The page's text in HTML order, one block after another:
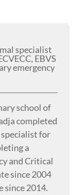
specialist
EBVS
emergency
school of
completed
specialist for
a
and Critical
since 2004
since 2014.